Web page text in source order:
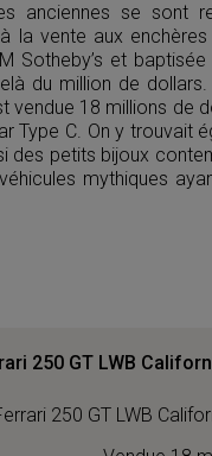
anciennes se sont
la vente aux
Sotheby’s et
du million de
vendue 18 millions de
Type C. On y trouvait
des petits bijoux
mythiques
250 GT LWB